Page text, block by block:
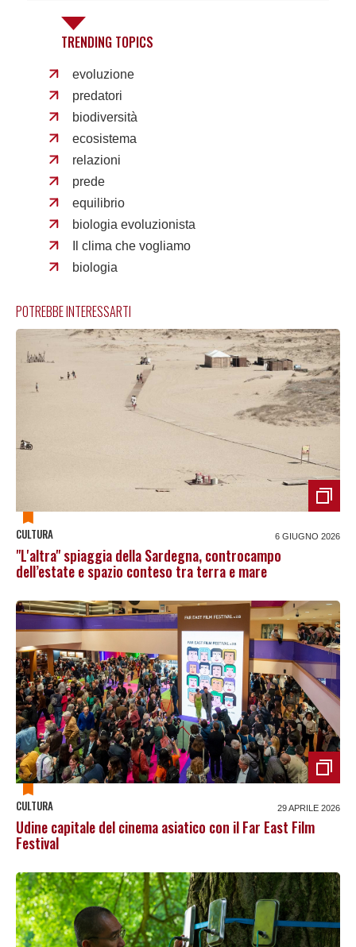
TRENDING TOPICS
evoluzione
predatori
biodiversità
ecosistema
relazioni
prede
equilibrio
biologia evoluzionista
Il clima che vogliamo
biologia
POTREBBE INTERESSARTI
CULTURA 6 GIUGNO 2026
"L'altra" spiaggia della Sardegna, controcampo
dell’estate e spazio conteso tra terra e mare
CULTURA 29 APRILE 2026
Udine capitale del cinema asiatico con il Far East Film
Festival